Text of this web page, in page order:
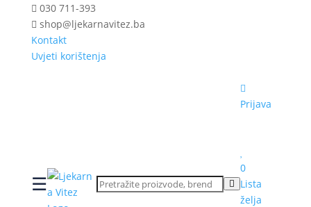
030 711-393
shop@ljekarnavitez.ba
Kontakt
Uvjeti korištenja
☰
Prijava
0
Lista
želja